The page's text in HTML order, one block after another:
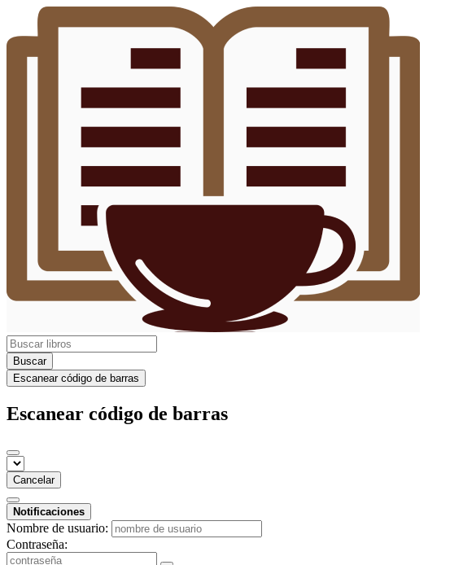
Buscar
Escanear código de barras
Escanear código de barras
Cancelar
Notificaciones
Nombre de usuario:
Contraseña: